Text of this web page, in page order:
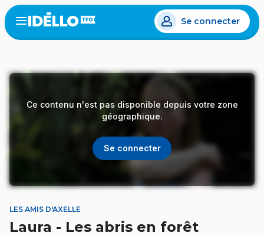
Aller
au
contenu
Open
menu
Se connecter
Ce contenu n'est pas disponible depuis votre zone
géographique.
Se connecter
LES AMIS D'AXELLE
Laura - Les abris en forêt